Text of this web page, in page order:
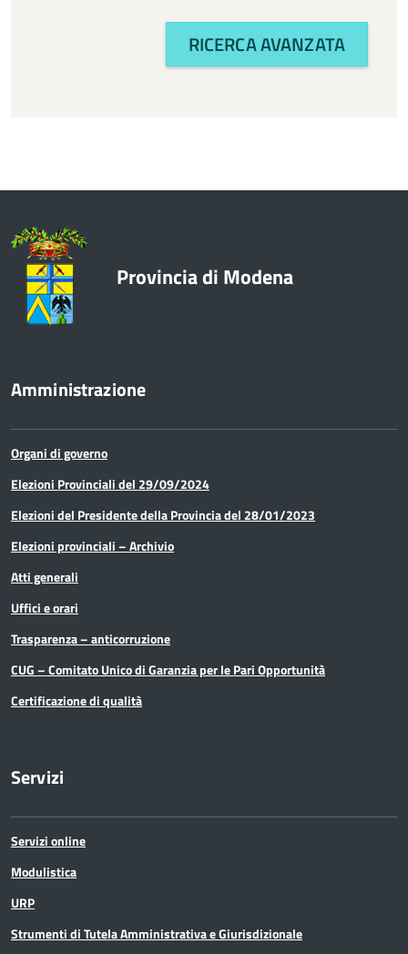
Bilancio e politiche finanziarie
Formazione
Lavori pubblici e acquisto di beni e
servizi
Lavoro
Media e comunicazione
Partecipazioni Societarie
Personale
Scuola
RICERCA AVANZATA
Provincia di Modena
Amministrazione
Organi di governo
Elezioni Provinciali del 29/09/2024
Elezioni del Presidente della Provincia del 28/01/2023
Elezioni provinciali – Archivio
Atti generali
Uffici e orari
Trasparenza – anticorruzione
CUG – Comitato Unico di Garanzia per le Pari Opportunità
Certificazione di qualità
Servizi
Servizi online
Modulistica
URP
Strumenti di Tutela Amministrativa e Giurisdizionale